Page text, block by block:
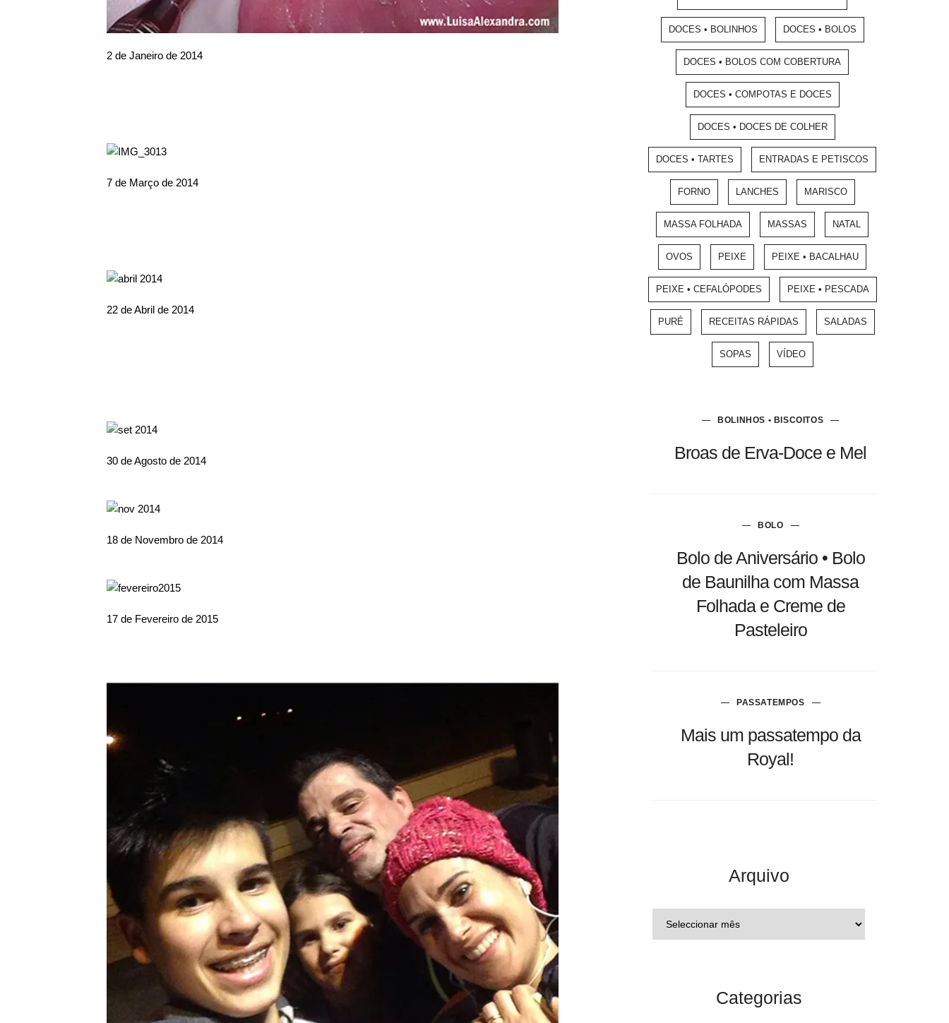
2 de Janeiro de 2014
7 de Março de 2014
22 de Abril de 2014
30 de Agosto de 2014
18 de Novembro de 2014
17 de Fevereiro de 2015
DOCES • BOLINHOS DOCES • BOLOS
DOCES • BOLOS COM COBERTURA
DOCES • COMPOTAS E DOCES
DOCES • DOCES DE COLHER
DOCES • TARTES ENTRADAS E PETISCOS
FORNO LANCHES MARISCO
MASSA FOLHADA MASSAS NATAL
OVOS PEIXE PEIXE • BACALHAU
PEIXE • CEFALÓPODES PEIXE • PESCADA
PURÉ RECEITAS RÁPIDAS SALADAS
SOPAS VÍDEO
BOLINHOS • BISCOITOS
Broas de Erva-Doce e Mel
BOLO
Bolo de Aniversário • Bolo
de Baunilha com Massa
Folhada e Creme de
Pasteleiro
PASSATEMPOS
Mais um passatempo da
Royal!
Arquivo
Categorias